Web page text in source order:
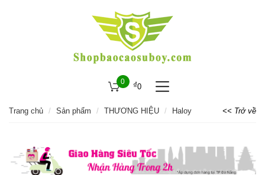
0
0
₫
Trang chủ Sản phẩm THƯƠNG HIỆU Haloy << Trở về